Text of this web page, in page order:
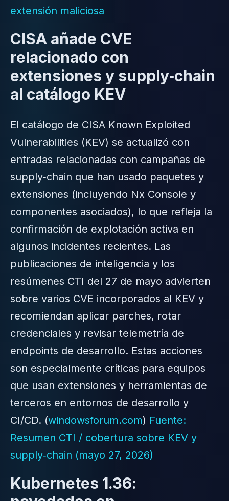
extensión maliciosa
CISA añade CVE
relacionado con
extensiones y supply‑chain
al catálogo KEV
El catálogo de CISA Known Exploited
Vulnerabilities (KEV) se actualizó con
entradas relacionadas con campañas de
supply‑chain que han usado paquetes y
extensiones (incluyendo Nx Console y
componentes asociados), lo que refleja la
confirmación de explotación activa en
algunos incidentes recientes. Las
publicaciones de inteligencia y los
resúmenes CTI del 27 de mayo advierten
sobre varios CVE incorporados al KEV y
recomiendan aplicar parches, rotar
credenciales y revisar telemetría de
endpoints de desarrollo. Estas acciones
son especialmente críticas para equipos
que usan extensiones y herramientas de
terceros en entornos de desarrollo y
CI/CD. (windowsforum.com) Fuente:
Resumen CTI / cobertura sobre KEV y
supply‑chain (mayo 27, 2026)
Kubernetes 1.36: